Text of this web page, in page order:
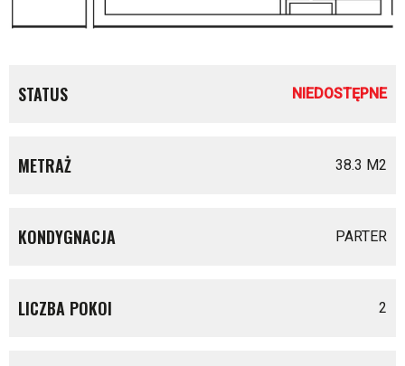
STATUS NIEDOSTĘPNE
METRAŻ 38.3 M2
KONDYGNACJA PARTER
LICZBA POKOI 2